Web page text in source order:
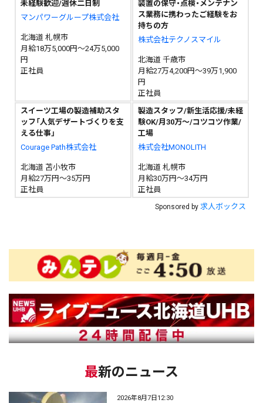
未経験歓迎/週休二日制
マンパワーグループ株式会社
北海道 札幌市
月給18万5,000円～24万5,000
円
正社員
装置の保守・点検・メンテナン
ス業務に携わったご経験をお
持ちの方
株式会社テクノスマイル
北海道 千歳市
月給27万4,200円～39万1,900
円
正社員
スイーツ工場の製造補助スタ
ッフ「人気デザートづくりを支
える仕事」
Courage Path株式会社
北海道 苫小牧市
月給27万円～35万円
正社員
製造スタッフ/新生活応援/未経
験OK/月30万～/コツコツ作業/
工場
株式会社MONOLITH
北海道 札幌市
月給30万円～34万円
正社員
Sponsored by 求人ボックス
最新のニュース
2026年8月7日12:30